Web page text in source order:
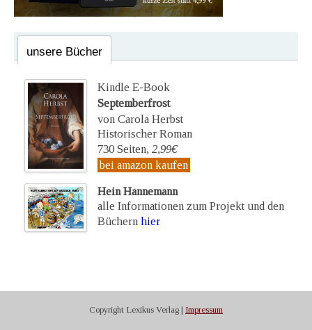
unsere Bücher
Kindle E-Book
Septemberfrost
von Carola Herbst
Historischer Roman
730 Seiten, 2,99€
bei amazon kaufen
Hein Hannemann
alle Informationen zum Projekt und den
Büchern hier
Copyright Lexikus Verlag | Impressum